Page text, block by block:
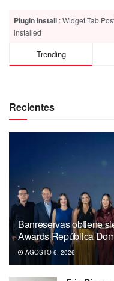
Plugin Install : Widget Tab
installed
Trending
Recientes
Banreservas obtiene
Awards República
AGOSTO 6, 2026